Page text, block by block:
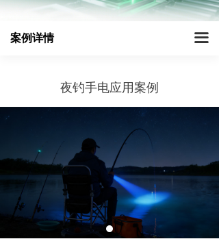
끀
案例详情
夜钓手电应用案例